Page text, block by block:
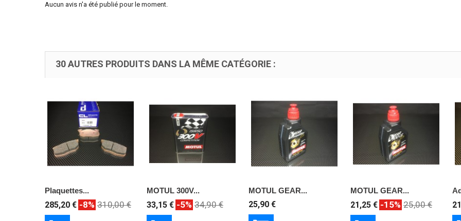
Aucun avis n'a été publié pour le moment.
30 AUTRES PRODUITS DANS LA MÊME CATÉGORIE :
Plaquettes...
285,20 € -8% 310,00 €
MOTUL 300V...
33,15 € -5% 34,90 €
MOTUL GEAR...
25,90 €
MOTUL GEAR...
21,25 € -15% 25,00 €